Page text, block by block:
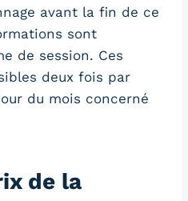
avant la fin de ce
sont
de session. Ces
deux fois par
du mois concerné
de la